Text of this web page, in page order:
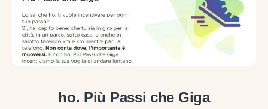
ho. Più Passi che Giga